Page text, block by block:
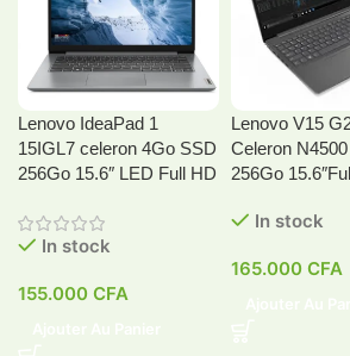
Lenovo IdeaPad 1
15IGL7 celeron 4Go SSD
256Go 15.6″ LED Full HD
In stock
155.000 CFA
Lenovo V15
Celeron
256Go
In stock
165.000CFA